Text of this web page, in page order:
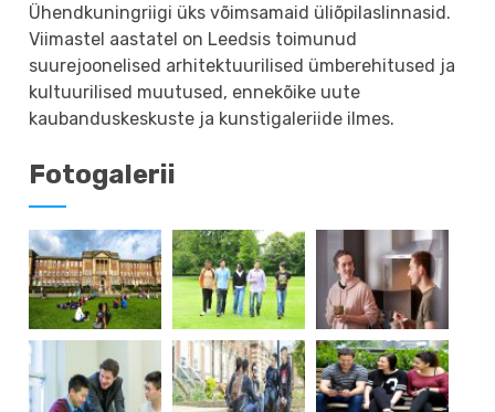
Ühendkuningriigi üks võimsamaid üliõpilaslinnasid.
Viimastel aastatel on Leedsis toimunud
suurejoonelised arhitektuurilised ümberehitused ja
kultuurilised muutused, ennekõike uute
kaubanduskeskuste ja kunstigaleriide ilmes.
Fotogalerii